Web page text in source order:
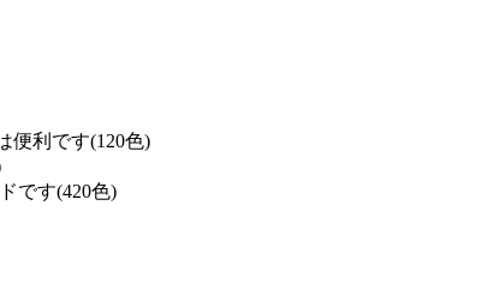
便利です(120色)
です(420色)